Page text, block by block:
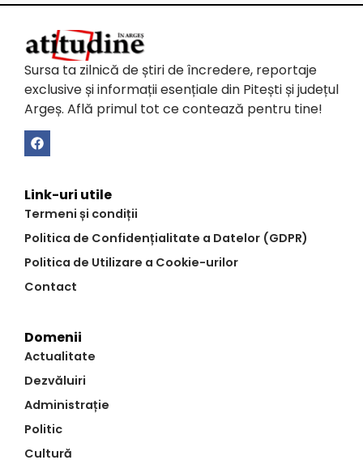
Sursa ta zilnică de știri de încredere, reportaje
exclusive și informații esențiale din Pitești și județul
Argeș. Află primul tot ce contează pentru tine!
Link-uri utile
Termeni și condiții
Politica de Confidențialitate a Datelor (GDPR)
Politica de Utilizare a Cookie-urilor
Contact
Domenii
Actualitate
Dezvăluiri
Administrație
Politic
Cultură